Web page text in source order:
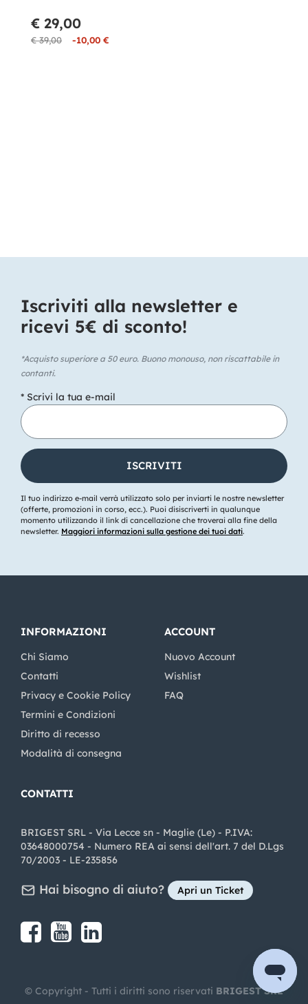
€ 39,00 -10,00 €
€ 29,00
Iscriviti alla newsletter e
ricevi 5€ di sconto!​
*Acquisto superiore a 50 euro. Buono monouso, non riscattabile in
contanti.
* Scrivi la tua e-mail
Il tuo indirizzo e-mail verrà utilizzato solo per inviarti le nostre newsletter
(offerte, promozioni in corso, ecc.). Puoi disiscriverti in qualunque
momento utilizzando il link di cancellazione che troverai alla fine della
newsletter. Maggiori informazioni sulla gestione dei tuoi dati.
INFORMAZIONI
Chi Siamo
Contatti
Privacy e Cookie Policy
Termini e Condizioni
Diritto di recesso
Modalità di consegna
ACCOUNT
Nuovo Account
Wishlist
FAQ
CONTATTI
BRIGEST SRL - Via Lecce sn - Maglie (Le) - P.IVA:
03648000754 - Numero REA ai sensi dell'art. 7 del D.Lgs
70/2003 - LE-235856
Hai bisogno di aiuto? Apri un Ticket
Share on Facebook
Share on youtube
© Copyright - Tutti i diritti sono riservati BRIGEST SRL